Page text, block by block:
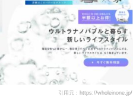
引用元：https://wholeinone.jp/